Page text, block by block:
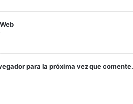
Web
para la próxima vez que comente.